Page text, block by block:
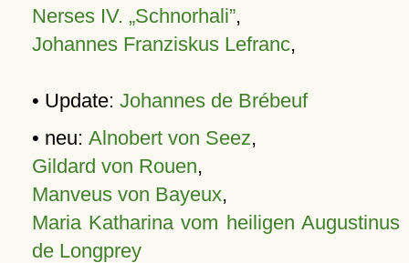
Nerses IV. „Schnorhali”,
Johannes Franziskus Lefranc,
• Update: Johannes de Brébeuf
• neu: Alnobert von Seez,
Gildard von Rouen,
Manveus von Bayeux,
Maria Katharina vom heiligen Augustinus
de Longprey